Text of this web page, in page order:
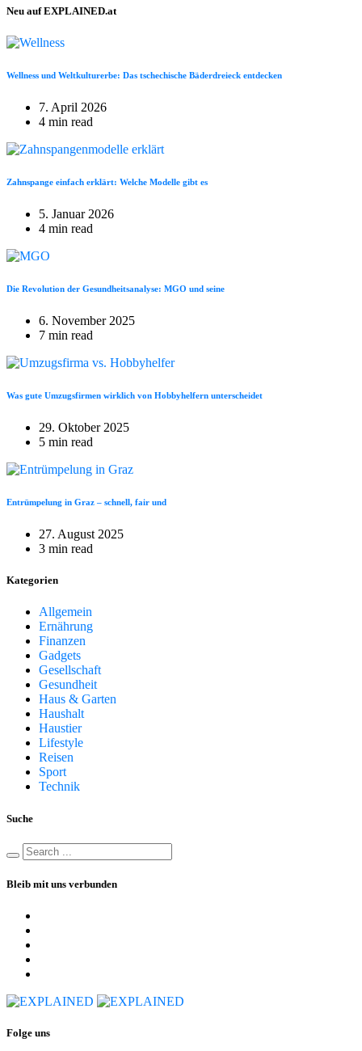
Neu auf EXPLAINED.at
Wellness und Weltkulturerbe: Das tschechische Bäderdreieck entdecken
7. April 2026
4 min read
Zahnspange einfach erklärt: Welche Modelle gibt es
5. Januar 2026
4 min read
Die Revolution der Gesundheitsanalyse: MGO und seine
6. November 2025
7 min read
Was gute Umzugsfirmen wirklich von Hobbyhelfern unterscheidet
29. Oktober 2025
5 min read
Entrümpelung in Graz – schnell, fair und
27. August 2025
3 min read
Kategorien
Allgemein
Ernährung
Finanzen
Gadgets
Gesellschaft
Gesundheit
Haus & Garten
Haushalt
Haustier
Lifestyle
Reisen
Sport
Technik
Suche
Bleib mit uns verbunden
Folge uns